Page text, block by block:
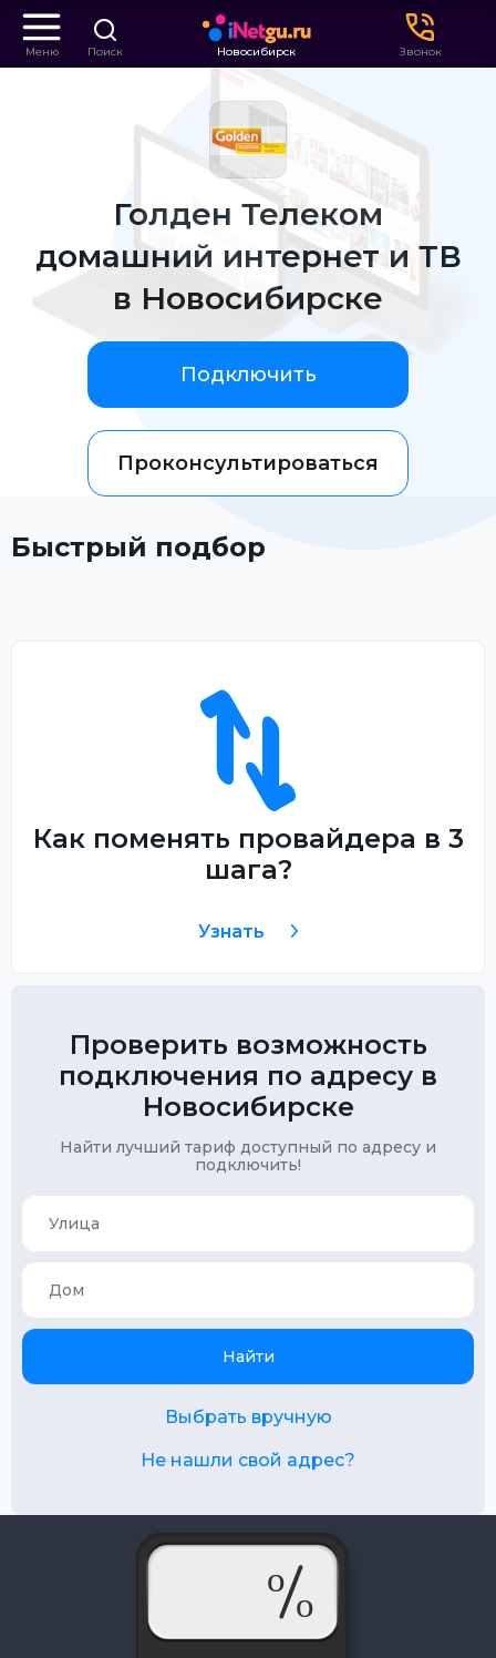
Меню Поиск Новосибирск Звонок
Голден Телеком
домашний интернет и ТВ
в Новосибирске
Подключить
Проконсультироваться
Быстрый подбор
Как поменять провайдера в 3
шага?
Узнать
Проверить возможность
подключения по адресу в
Новосибирске
Найти лучший тариф доступный по адресу и
подключить!
Найти
Выбрать вручную
Не нашли свой адрес?